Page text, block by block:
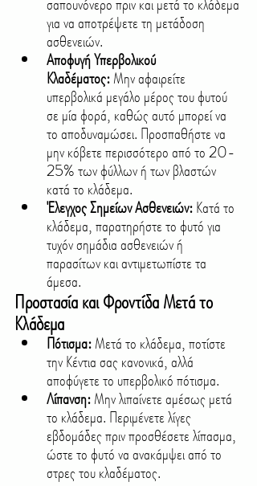
για να αποτρέψετε τη μετάδοση
ασθενειών.
Αποφυγή Υπερβολικού
Κλαδέματος: Μην αφαιρείτε
υπερβολικά μεγάλο μέρος του φυτού
σε μία φορά, καθώς αυτό μπορεί να
το αποδυναμώσει. Προσπαθήστε να
μην κόβετε περισσότερο από το 20-
25% των φύλλων ή των βλαστών
κατά το κλάδεμα.
Έλεγχος Σημείων Ασθενειών: Κατά το
κλάδεμα, παρατηρήστε το φυτό για
τυχόν σημάδια ασθενειών ή
παρασίτων και αντιμετωπίστε τα
άμεσα.
Προστασία και Φροντίδα Μετά το
Κλάδεμα
Πότισμα: Μετά το κλάδεμα, ποτίστε
την Κέντια σας κανονικά, αλλά
αποφύγετε το υπερβολικό πότισμα.
Λίπανση: Μην λιπαίνετε αμέσως μετά
το κλάδεμα. Περιμένετε λίγες
εβδομάδες πριν προσθέσετε λίπασμα,
ώστε το φυτό να ανακάμψει από το
στρες του κλαδέματος.